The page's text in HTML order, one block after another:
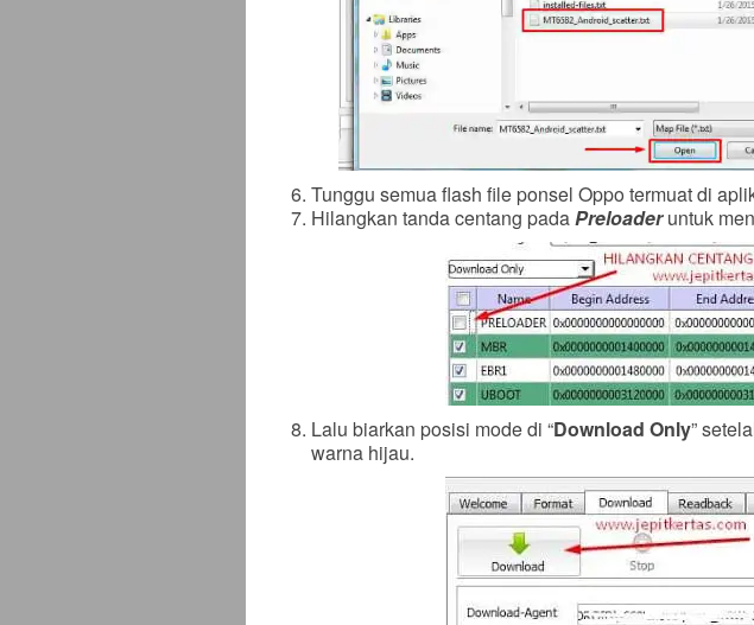
Tunggu semua flash file ponsel Oppo termuat di
Hilangkan tanda centang padaPreloader untuk
Lalu biarkan posisi mode di “Download Only”
warna hijau.